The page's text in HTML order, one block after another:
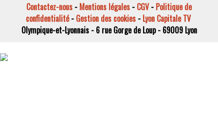
Contactez-nous - Mentions légales - CGV- Politique de
confidentialité- Gestion des cookies- Lyon Capitale TV
Olympique-et-Lyonnais - 6 rue Gorge de Loup - 69009 Lyon